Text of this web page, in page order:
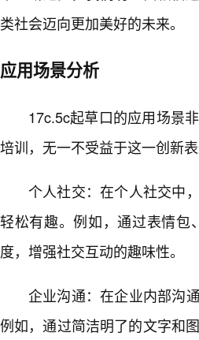
类社会迈向更加美好的未来。
应用场景分析
17c.5c起草口的应用场景
培训，无一不受益于这一创新表
个人社交：在个人社交中
轻松有趣。例如，通过表情包
度，增强社交互动的趣味性。
企业沟通：在企业内部沟
例如，通过简洁明了的文字和